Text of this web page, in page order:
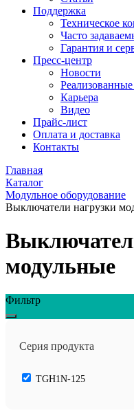
Поддержка
Техническое
Часто
Гарантия и
Пресс-центр
Новости
Карьера
Видео
Прайс-лист
Оплата и доставка
Контакты
Главная
Каталог
Модульное оборудование
Выключатели нагрузки
модульные
Фильтр
Серия продукта
TGH1N-125